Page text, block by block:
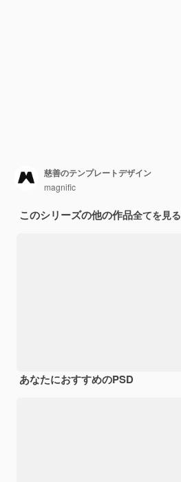
慈善のテンプレートデザイン
magnific
このシリーズの他の作品全てを見る
あなたにおすすめのPSD